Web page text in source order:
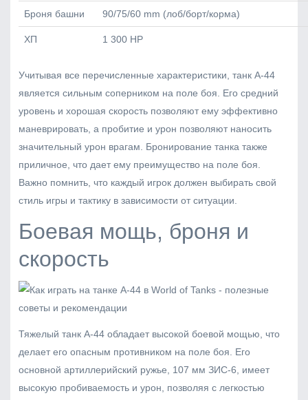
Броня башни 90/75/60 mm (лоб/борт/корма)
ХП 1 300 HP
Учитывая все перечисленные характеристики, танк А-44
является сильным соперником на поле боя. Его средний
уровень и хорошая скорость позволяют ему эффективно
маневрировать, а пробитие и урон позволяют наносить
значительный урон врагам. Бронирование танка также
приличное, что дает ему преимущество на поле боя.
Важно помнить, что каждый игрок должен выбирать свой
стиль игры и тактику в зависимости от ситуации.
Боевая мощь, броня и
скорость
Тяжелый танк А-44 обладает высокой боевой мощью, что
делает его опасным противником на поле боя. Его
основной артиллерийский ружье, 107 мм ЗИС-6, имеет
высокую пробиваемость и урон, позволяя с легкостью